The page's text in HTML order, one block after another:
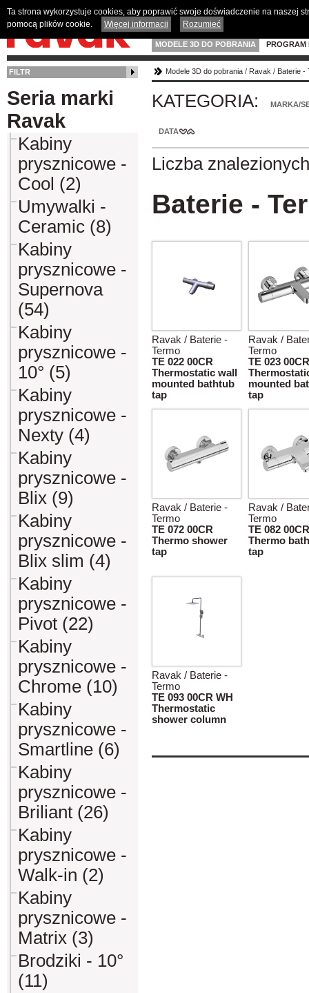
MODELE 3D DO POBRANIA PROGRAM
FILTR
Seria marki
Ravak
Kabiny
prysznicowe -
Cool (2)
Umywalki -
Ceramic (8)
Kabiny
prysznicowe -
Supernova
(54)
Kabiny
prysznicowe -
10° (5)
Kabiny
prysznicowe -
Nexty (4)
Kabiny
prysznicowe -
Blix (9)
Kabiny
prysznicowe -
Blix slim (4)
Kabiny
prysznicowe -
Pivot (22)
Kabiny
prysznicowe -
Chrome (10)
Kabiny
prysznicowe -
Smartline (6)
Kabiny
prysznicowe -
Briliant (26)
Kabiny
prysznicowe -
Walk-in (2)
Kabiny
prysznicowe -
Matrix (3)
Brodziki - 10°
(11)
Modele 3D do pobrania / Ravak / Baterie -
KATEGORIA: MARKA/
DATA
Liczba
Baterie -
Ravak / Baterie -
Termo
TE 022 00CR
Thermostatic wall
mounted bathtub
tap
Ravak /
Termo
TE 023 00CR
mounted
tap
Ravak / Baterie -
Termo
TE 072 00CR
Thermo shower
tap
Ravak /
Termo
TE 082 00CR
Thermo
tap
Ravak / Baterie -
Termo
TE 093 00CR WH
Thermostatic
shower column
Ta strona wykorzystuje cookies, aby poprawić swoje doświadczenie na naszej
pomocą plików cookie.
Więcej informacji Rozumieć